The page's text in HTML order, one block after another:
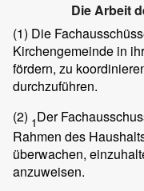
Die Arbeit
(1) Die
Kirchengemeinde in
fördern, zu
durchzuführen.
(2) 1Der
Rahmen des
überwachen,
anzuweisen.